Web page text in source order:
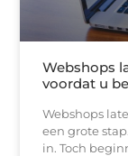
Webshops
voordat u
Webshops
een grote
in. Toch